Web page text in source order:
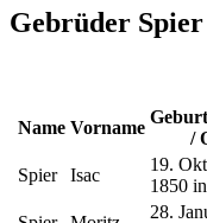
Gebrüder Spier
Name Vorname
/
Spier Isac
19.
1850
28.